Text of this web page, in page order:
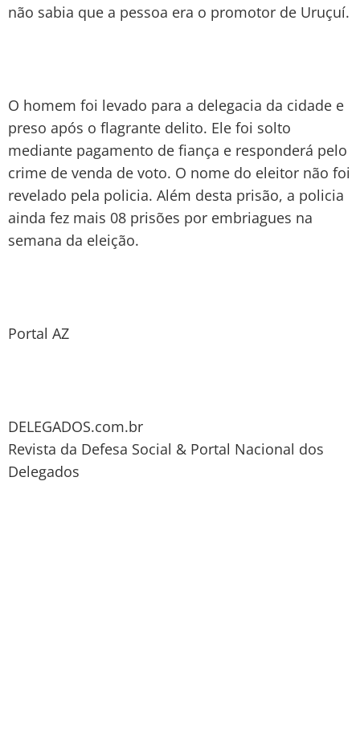
não sabia que a pessoa era o promotor de Uruçuí.
O homem foi levado para a delegacia da cidade e
preso após o flagrante delito. Ele foi solto
mediante pagamento de fiança e responderá pelo
crime de venda de voto. O nome do eleitor não foi
revelado pela policia. Além desta prisão, a policia
ainda fez mais 08 prisões por embriagues na
semana da eleição.
Portal AZ
DELEGADOS.com.br
Revista da Defesa Social & Portal Nacional dos
Delegados